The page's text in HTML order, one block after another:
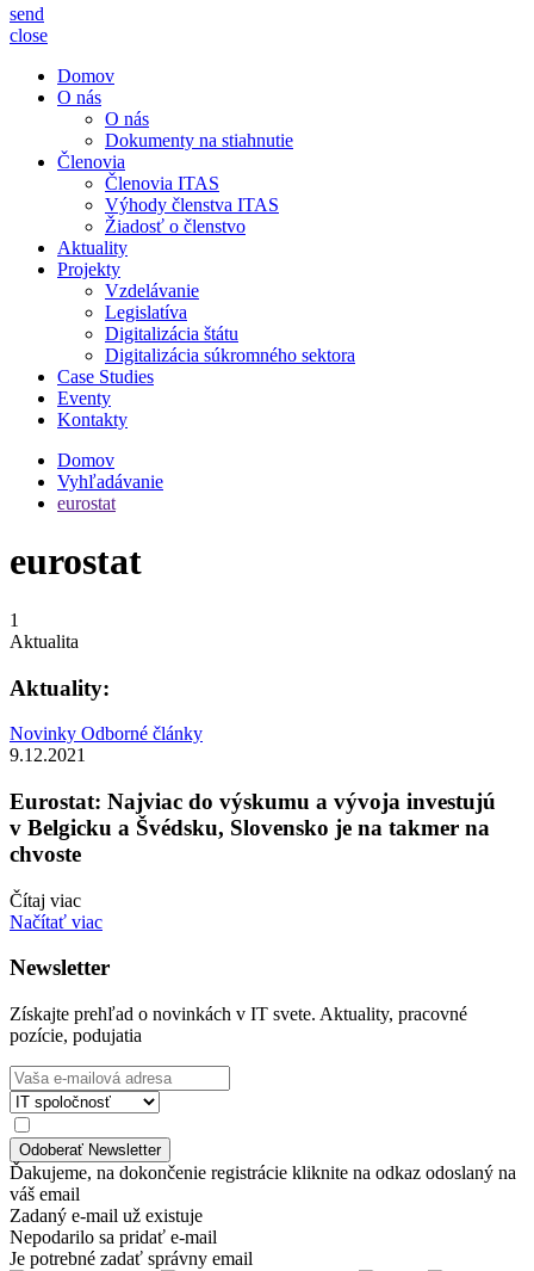
send
close
Domov
O nás
O nás
Dokumenty na stiahnutie
Členovia
Členovia ITAS
Výhody členstva ITAS
Žiadosť o členstvo
Aktuality
Projekty
Vzdelávanie
Legislatíva
Digitalizácia štátu
Digitalizácia súkromného sektora
Case Studies
Eventy
Kontakty
Domov
Vyhľadávanie
eurostat
eurostat
1
Aktualita
Aktuality:
Novinky Odborné články
9.12.2021
Eurostat: Najviac do výskumu a vývoja investujú
v Belgicku a Švédsku, Slovensko je na takmer na
chvoste
Čítaj viac
Načítať viac
Newsletter
Získajte prehľad o novinkách v IT svete. Aktuality, pracovné
pozície, podujatia
Ďakujeme, na dokončenie registrácie kliknite na odkaz odoslaný na
váš email
Zadaný e-mail už existuje
Nepodarilo sa pridať e-mail
Je potrebné zadať správny email